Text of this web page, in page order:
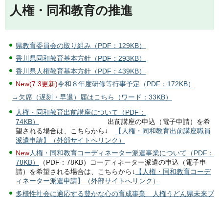
人権・同和教育の推進
県教育委員会の取り組み（PDF：129KB）
香川県同和教育基本方針（PDF：293KB）
香川県人権教育基本方針（PDF：439KB）
New(7.3更新)令和８年度研修等行事予定（PDF：172KB）
​→ 欠席（遅刻・早退）届はこちら（ワード：33KB）
人権・同和教育出前講座について（PDF：
74KB）
出前講座の申込（電子申請）を希
望される場合は、こちらから↓
【人権・同和教育出前講座職員
派遣申請】（外部サイトへリンク）
New人権・同和教育コーディネーター派遣事業について（PDF：
78KB）
（PDF：78KB）コーディネーター派遣の申込（電子申
請）を希望される場合は、こちらから↓
【人権・同和教育コーデ
ィネーター派遣申請】（外部サイトへリンク）
多様性社会に適応する豊かな心の育成事業 人権うどん県未来プ